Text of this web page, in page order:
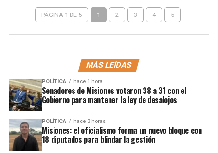
PÁGINA 1 DE 5 1 2 3 4 5
MÁS LEÍDAS
POLÍTICA hace 1 hora
Senadores de Misiones votaron 38 a 31 con el
Gobierno para mantener la ley de desalojos
POLÍTICA hace 3 horas
Misiones: el oficialismo forma un nuevo bloque con
18 diputados para blindar la gestión